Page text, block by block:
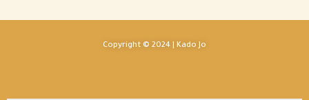
Copyright © 2024 | Kado Jo